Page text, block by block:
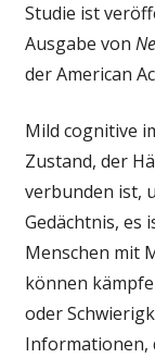
Studie ist
Ausgabe von
der American
Mild cognitive
Zustand, der
verbunden ist,
Gedächtnis, es
Menschen mit
können
oder
Informationen,